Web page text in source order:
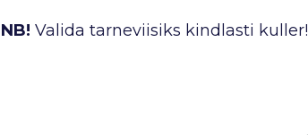
NB! Valida tarneviisiks kindlasti kuller!